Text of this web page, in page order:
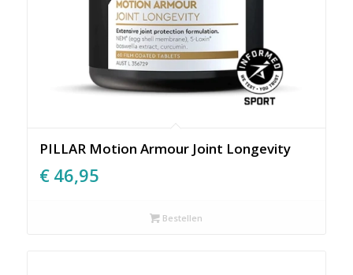
PILLAR Motion Armour Joint Longevity
€ 46,95
Bestellen